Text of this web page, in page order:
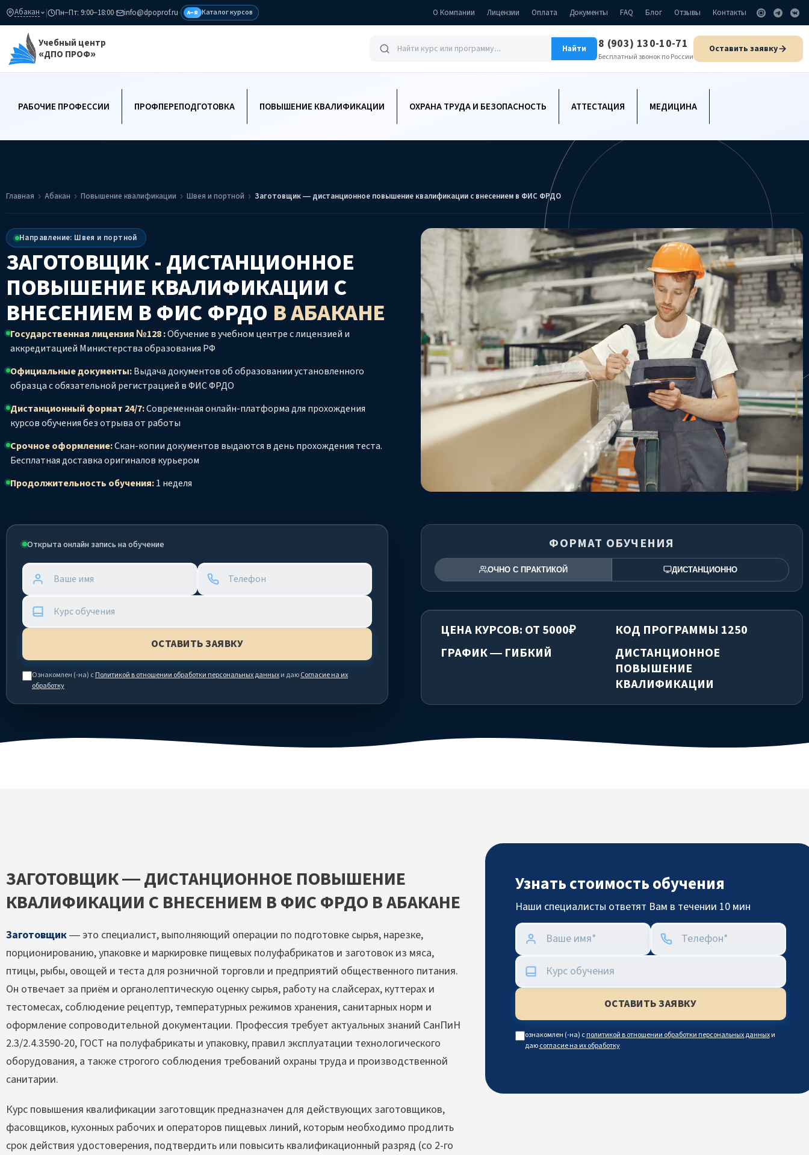
Абакан | Пн–Пт: 9:00–18:00· info@dpoprof.ru· А–Я Каталог курсов О Компании Лицензии Оплата Документы FAQ Блог Отзывы Контакты
Учебный центр
«ДПО ПРОФ»
Найти 8 (903) 130-10-71
Бесплатный звонок по России
Оставить заявку
РАБОЧИЕ ПРОФЕССИИ ПРОФПЕРЕПОДГОТОВКА ПОВЫШЕНИЕ КВАЛИФИКАЦИИ ОХРАНА ТРУДА И БЕЗОПАСНОСТЬ АТТЕСТАЦИЯ МЕДИЦИНА
Главная Абакан Повышение квалификации Швея и портной Заготовщик — дистанционное повышение квалификации с внесением в ФИС ФРДО
Направление: Швея и портной
ЗАГОТОВЩИК - ДИСТАНЦИОННОЕ
ПОВЫШЕНИЕ КВАЛИФИКАЦИИ С
ВНЕСЕНИЕМ В ФИС ФРДО В АБАКАНЕ
Государственная лицензия №128 :Обучение в учебном центре с лицензией и
аккредитацией Министерства образования РФ
Официальные документы:Выдача документов об образовании установленного
образца с обязательной регистрацией в ФИС ФРДО
Дистанционный формат 24/7:Современная онлайн-платформа для прохождения
курсов обучения без отрыва от работы
Срочное оформление:Скан-копии документов выдаются в день прохождения теста.
Бесплатная доставка оригиналов курьером
Продолжительность обучения:1 неделя
Открыта онлайн запись на обучение
Ознакомлен (-на) сПолитикой в отношении обработки персональных данныхи даюСогласие на их
обработку
ФОРМАТ ОБУЧЕНИЯ
ОЧНО С ПРАКТИКОЙ ДИСТАНЦИОННО
ЦЕНА КУРСОВ: ОТ 5000₽
КОД ПРОГРАММЫ 1250
ГРАФИК — ГИБКИЙ
ДИСТАНЦИОННОЕ
ПОВЫШЕНИЕ
КВАЛИФИКАЦИИ
ЗАГОТОВЩИК — ДИСТАНЦИОННОЕ ПОВЫШЕНИЕ
КВАЛИФИКАЦИИ С ВНЕСЕНИЕМ В ФИС ФРДО В АБАКАНЕ
Заготовщик— это специалист, выполняющий операции по подготовке сырья, нарезке,
порционированию, упаковке и маркировке пищевых полуфабрикатов и заготовок из мяса,
птицы, рыбы, овощей и теста для розничной торговли и предприятий общественного питания.
Он отвечает за приём и органолептическую оценку сырья, работу на слайсерах, куттерах и
тестомесах, соблюдение рецептур, температурных режимов хранения, санитарных норм и
оформление сопроводительной документации. Профессия требует актуальных знаний СанПиН
2.3/2.4.3590-20, ГОСТ на полуфабрикаты и упаковку, правил эксплуатации технологического
оборудования, а также строгого соблюдения требований охраны труда и производственной
санитарии.
Курс повышения квалификации заготовщик предназначен для действующих заготовщиков,
фасовщиков, кухонных рабочих и операторов пищевых линий, которым необходимо продлить
срок действия удостоверения, подтвердить или повысить квалификационный разряд (со 2-го
Узнать стоимость обучения
Наши специалисты ответят Вам в течении 10 мин
ознакомлен (-на) сполитикой в отношении обработки персональных данныхи
даюсогласие на их обработку